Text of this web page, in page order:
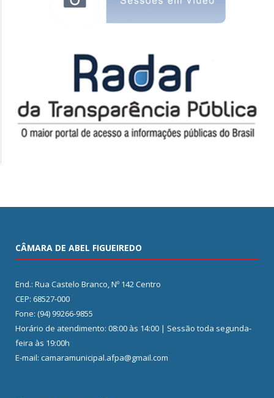
CÂMARA DE ABEL FIGUEIREDO
End.: Rua Castelo Branco, Nº 142 Centro
CEP: 68527-000
Fone: (94) 99266-9855
Horário de atendimento: 08:00 às 14:00 | Sessão toda segunda-
feira às 19:00h
E-mail: camaramunicipal.afpa@gmail.com